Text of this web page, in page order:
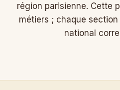
région parisienne. Cette
métiers ; chaque
national